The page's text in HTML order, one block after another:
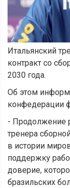
Итальянский
контракт со
2030 года.
Об этом
конфедерации
- Продолжение
тренера
в истории
поддержку
доверие,
бразильских